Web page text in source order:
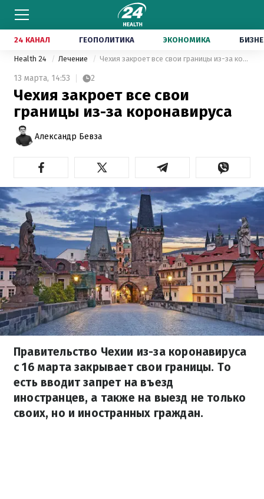
24 КАНАЛ ГЕОПОЛИТИКА ЭКОНОМИКА
Health 24 Лечение Чехия закроет все свои границы из-за коронавируса
13 марта, 14:53 2
Чехия закроет все свои
границы из-за коронавируса
Александр Бевза
Правительство Чехии из-за коронавируса
с 16 марта закрывает свои границы. То
есть вводит запрет на въезд
иностранцев, а также на выезд не только
своих, но и иностранных граждан.